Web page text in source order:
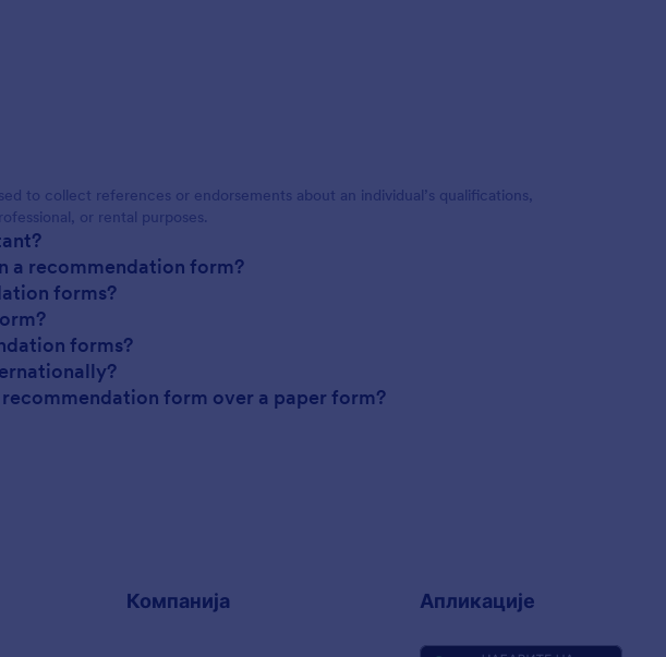
to collect references or endorsements about an individual’s qualifications,
or rental purposes.
a recommendation form?
forms?
forms?
form over a paper form?
Компанија Апликације